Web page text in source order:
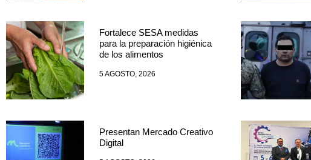
Fortalece SESA medidas
para la preparación higiénica
de los alimentos
5 AGOSTO, 2026
Presentan Mercado Creativo
Digital